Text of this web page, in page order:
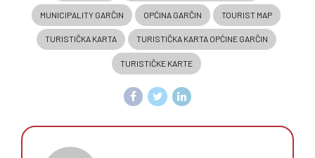
MUNICIPALITY GARČIN OPĆINA GARČIN TOURIST MAP
TURISTIČKA KARTA TURISTIČKA KARTA OPĆINE GARČIN
TURISTIČKE KARTE